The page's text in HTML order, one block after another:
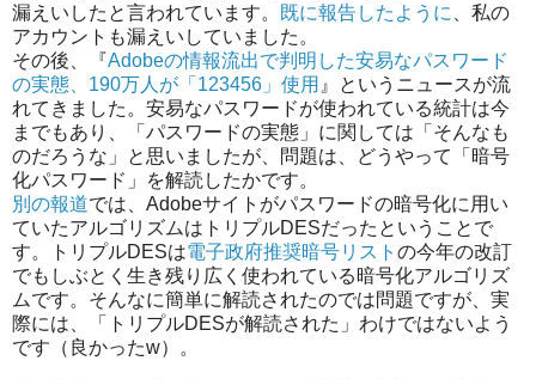
漏えいしたと言われています。
既に報告したように
、私の
アカウントも漏えいしていました。
その後、『Adobeの情報流出で判明した安易なパスワード
の実態、190万人が「123456」使用 』というニュースが流
れてきました。安易なパスワードが使われている統計は今
までもあり、「パスワードの実態」に関しては「そんなも
のだろうな」と思いましたが、問題は、どうやって「暗号
化パスワード」を解読したかです。
別の報道では、Adobeサイトがパスワードの暗号化に用い
ていたアルゴリズムはトリプルDESだったということで
す。トリプルDESは電子政府推奨暗号リスト の今年の改訂
でもしぶとく生き残り広く使われている暗号化アルゴリズ
ムです。そんなに簡単に解読されたのでは問題ですが、実
際には、「トリプルDESが解読された」わけではないよう
です（良かったw）。